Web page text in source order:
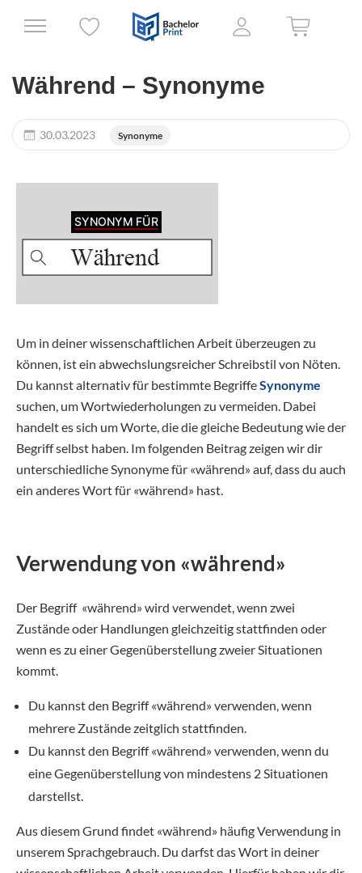
Während – Synonyme
30.03.2023 Synonyme
Um in deiner wissenschaftlichen Arbeit überzeugen zu
können, ist ein abwechslungsreicher Schreibstil von Nöten.
Du kannst alternativ für bestimmte BegriffeSynonyme
suchen, um Wortwiederholungen zu vermeiden. Dabei
handelt es sich um Worte, die die gleiche Bedeutung wie der
Begriff selbst haben. Im folgenden Beitrag zeigen wir dir
unterschiedliche Synonyme für «während» auf, dass du auch
ein anderes Wort für «während» hast.
Verwendung von «während»
Der Begriff «während» wird verwendet, wenn zwei
Zustände oder Handlungen gleichzeitig stattfinden oder
wenn es zu einer Gegenüberstellung zweier Situationen
kommt.
Du kannst den Begriff «während» verwenden, wenn
mehrere Zustände zeitglich stattfinden.
Du kannst den Begriff «während» verwenden, wenn du
eine Gegenüberstellung von mindestens 2 Situationen
darstellst.
Aus diesem Grund findet «während» häufig Verwendung in
unserem Sprachgebrauch. Du darfst das Wort in deiner